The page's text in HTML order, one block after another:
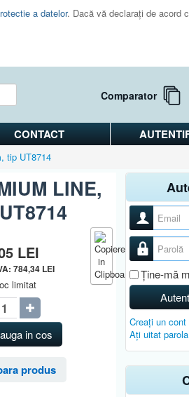
a datelor. Dacă vă declaraţi de acord
Comparator
CONTACT
tip UT8714
LINE,
LEI
784,34 LEI
limitat
in cos
produs
Nume
Parolă
Ţine-mă
Creaţi un cont
Aţi uitat